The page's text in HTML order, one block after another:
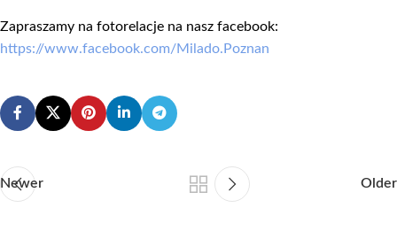
Zapraszamy na fotorelacje na nasz facebook:
https://www.facebook.com/Milado.Poznan
Newer Older